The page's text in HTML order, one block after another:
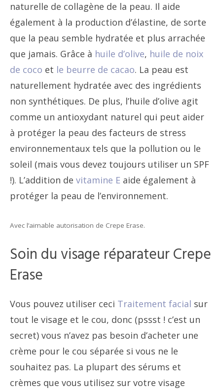
naturelle de collagène de la peau. Il aide
également à la production d’élastine, de sorte
que la peau semble hydratée et plus arrachée
que jamais. Grâce à huile d’olive, huile de noix
de coco et le beurre de cacao. La peau est
naturellement hydratée avec des ingrédients
non synthétiques. De plus, l’huile d’olive agit
comme un antioxydant naturel qui peut aider
à protéger la peau des facteurs de stress
environnementaux tels que la pollution ou le
soleil (mais vous devez toujours utiliser un SPF
!). L’addition de vitamine E aide également à
protéger la peau de l’environnement.
Avec l’aimable autorisation de Crepe Erase.
Soin du visage réparateur Crepe
Erase
Vous pouvez utiliser ceci Traitement facial sur
tout le visage et le cou, donc (pssst ! c’est un
secret) vous n’avez pas besoin d’acheter une
crème pour le cou séparée si vous ne le
souhaitez pas. La plupart des sérums et
crèmes que vous utilisez sur votre visage